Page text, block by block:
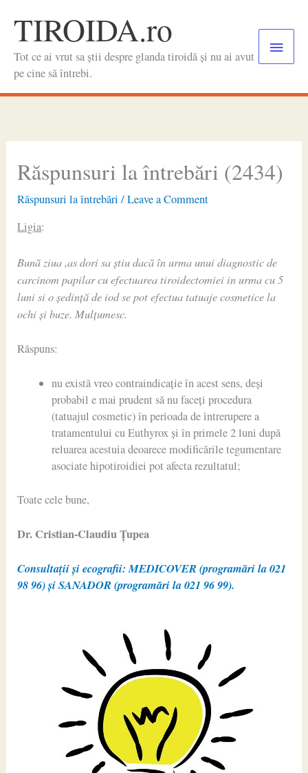
contentTIROIDA.ro
Tot ce ai vrut sa știi despre glanda tiroidă și nu ai avut
pe cine să întrebi.
Main
Răspunsuri la întrebări (2434)
Răspunsuri la întrebări /Leave a Comment
Ligia:
Bună ziua ,as dori sa știu dacă în urma unui diagnostic de
carcinom papilar cu efectuarea tiroidectomiei in urma cu 5
luni si o ședință de iod se pot efectua tatuaje cosmetice la
ochi și buze. Mulțumesc.
Răspuns:
nu există vreo contraindicație în acest sens, deși
probabil e mai prudent să nu faceți procedura
(tatuajul cosmetic) în perioada de întrerupere a
tratamentului cu Euthyrox și în primele 2 luni după
reluarea acestuia deoarece modificările tegumentare
asociate hipotiroidiei pot afecta rezultatul;
Toate cele bune,
Dr. Cristian-Claudiu Ţupea
Consultații și ecografii: MEDICOVER (programări la 021
98 96) și SANADOR (programări la 021 96 99).